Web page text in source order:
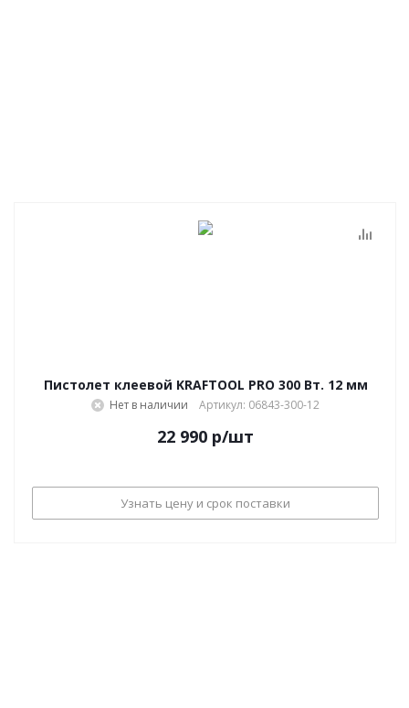
Пистолет клеевой KRAFTOOL PRO 300 Вт. 12 мм
Нет в наличии Артикул: 06843-300-12
22 990 р/шт
Узнать цену и срок поставки